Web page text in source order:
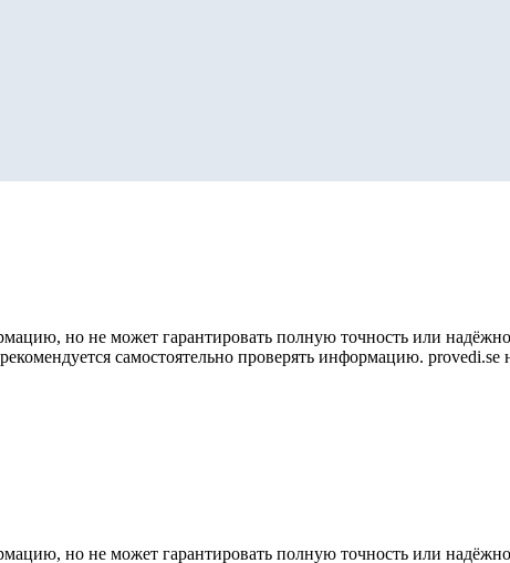
но не может гарантировать полную точность или
самостоятельно проверять информацию.
но не может гарантировать полную точность или